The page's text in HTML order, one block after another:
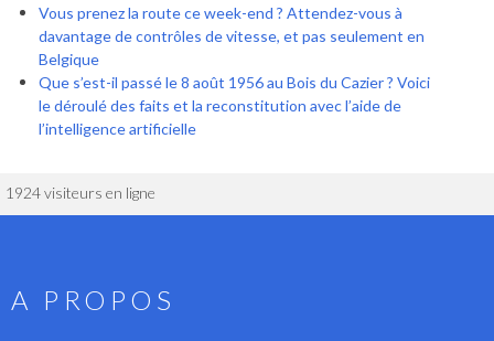
Vous prenez la route ce week-end ? Attendez-vous à
davantage de contrôles de vitesse, et pas seulement en
Belgique
Que s’est-il passé le 8 août 1956 au Bois du Cazier ? Voici
le déroulé des faits et la reconstitution avec l’aide de
l’intelligence artificielle
1924 visiteurs en ligne
A PROPOS